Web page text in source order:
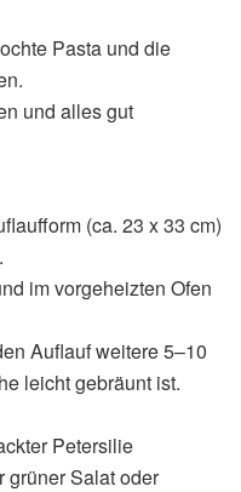
Pasta und die
und alles gut
(ca. 23 x 33 cm)
im vorgeheizten Ofen
Auflauf weitere 5–10
leicht gebräunt ist.
Petersilie
grüner Salat oder